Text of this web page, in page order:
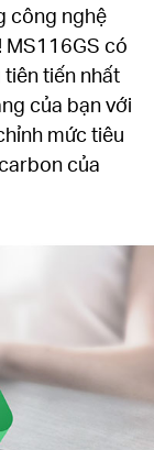
công nghệ
MS116GS có
tiến nhất
của bạn với
mức tiêu
của